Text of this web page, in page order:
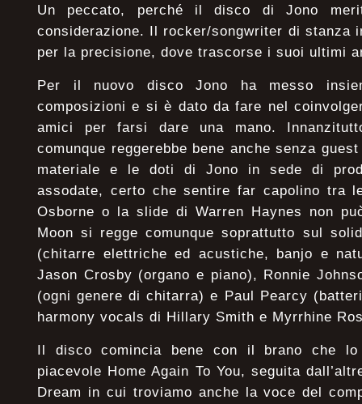
Un peccato, perché il disco di Jono
considerazione. Il rocker/songwriter di stanza
per la precisione, dove trascorse i suoi ultimi
Per il nuovo disco Jono ha messo
composizioni e si è dato da fare nel
amici per farsi dare una mano.
comunque reggerebbe bene anche senza
materiale e le doti di Jono in sede di
assodate, certo che sentire far capolino tra
Osborne o la slide di Warren Haynes non
Moon si regge comunque soprattutto sul
(chitarre elettriche ed acustiche, banjo e
Jason Crosby (organo e piano), Ronnie
(ogni genere di chitarra) e Paul Pearcy
harmony vocals di Hillary Smith e Myrrhine
Il disco comincia bene con il brano che lo
piacevole Home Again To You, seguita
Dream in cui troviamo anche la voce del